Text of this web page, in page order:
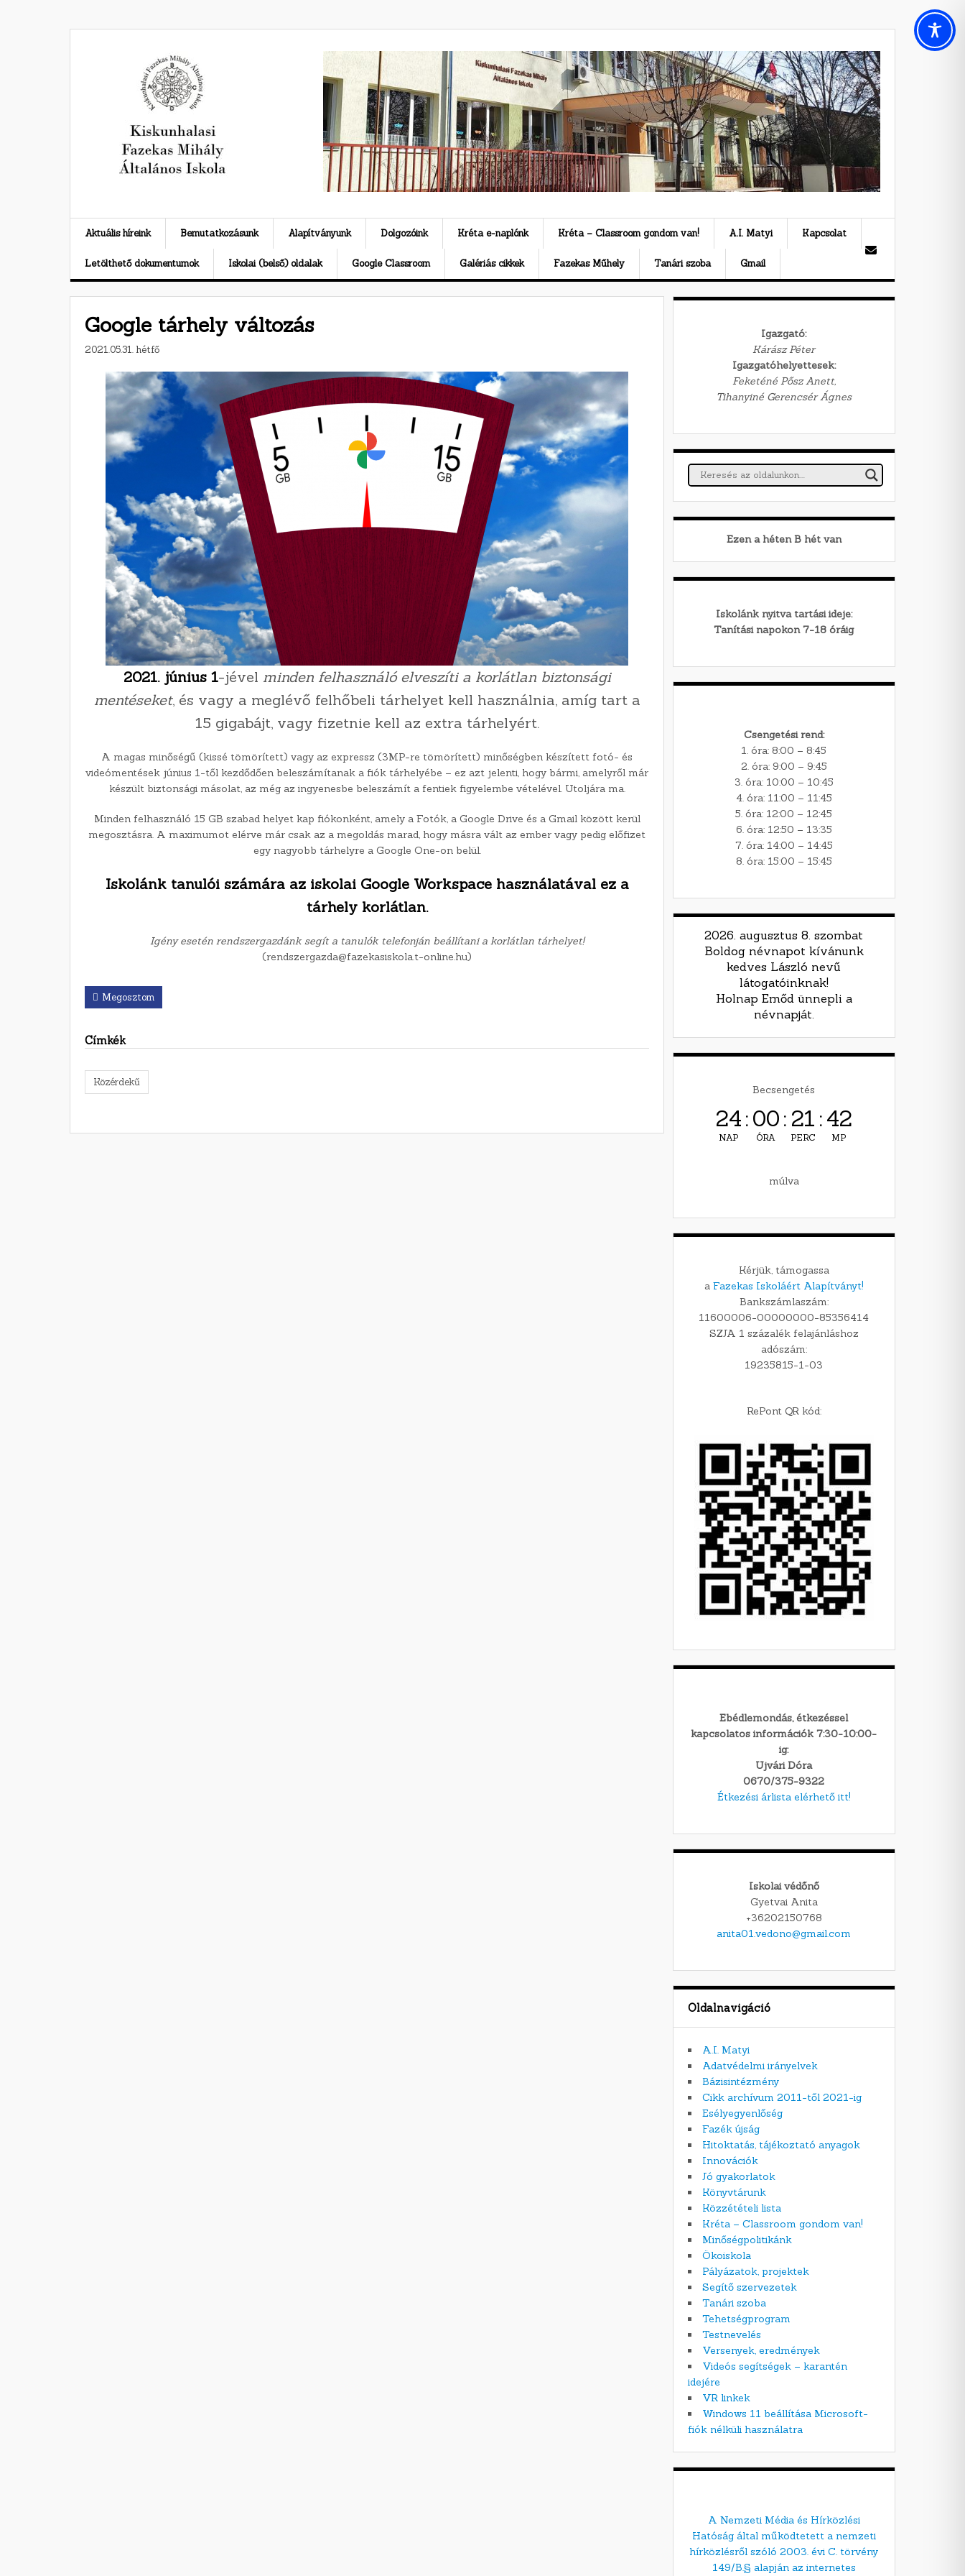
Aktuális híreink Bemutatkozásunk Alapítványunk Dolgozóink Kréta e-naplónk Kréta – Classroom gondom van! A.I. Matyi Kapcsolat
Letölthető dokumentumok Iskolai (belső) oldalak Google Classroom Galériás cikkek Fazekas Műhely Tanári szoba Gmail
Google tárhely változás
2021.05.31. hétfő
2021. június 1-jével minden felhasználó elveszíti a korlátlan biztonsági
mentéseket, és vagy a meglévő felhőbeli tárhelyet kell használnia, amíg tart a
15 gigabájt, vagy fizetnie kell az extra tárhelyért.
A magas minőségű (kissé tömörített) vagy az expressz (3MP-re tömörített) minőségben készített fotó- és
videómentések június 1-től kezdődően beleszámítanak a fiók tárhelyébe – ez azt jelenti, hogy bármi, amelyről már
készült biztonsági másolat, az még az ingyenesbe beleszámít a fentiek figyelembe vételével. Utoljára ma.
Minden felhasználó 15 GB szabad helyet kap fiókonként, amely a Fotók, a Google Drive és a Gmail között kerül
megosztásra. A maximumot elérve már csak az a megoldás marad, hogy másra vált az ember vagy pedig előfizet
egy nagyobb tárhelyre a Google One-on belül.
Iskolánk tanulói számára az iskolai Google Workspace használatával ez a
tárhely korlátlan.
Igény esetén rendszergazdánk segít a tanulók telefonján beállítani a korlátlan tárhelyet!
(rendszergazda@fazekasiskola.t-online.hu)
Megosztom
Címkék
Közérdekű
Igazgató:
Kárász Péter
Igazgatóhelyettesek:
Feketéné Pősz Anett,
Tihanyiné Gerencsér Ágnes
Ezen a héten Bhét van
Iskolánk nyitva tartási ideje:
Tanítási napokon 7-18 óráig
Csengetési rend:
1. óra: 8:00 – 8:45
2. óra: 9:00 – 9:45
3. óra: 10:00 – 10:45
4. óra: 11:00 – 11:45
5. óra: 12:00 – 12:45
6. óra: 12:50 – 13:35
7. óra: 14:00 – 14:45
8. óra: 15:00 – 15:45
2026. augusztus 8. szombat
Boldog névnapot kívánunk
kedves László nevű
látogatóinknak!
Holnap Emőd ünnepli a
névnapját.
Becsengetés
24
NAP
:00
ÓRA
: 21
PERC
:40
MP
múlva
Kérjük, támogassa
a Fazekas Iskoláért Alapítványt!
Bankszámlaszám:
11600006-00000000-85356414
SZJA 1 százalék felajánláshoz
adószám:
19235815-1-03
RePont QR kód:
Ebédlemondás, étkezéssel
kapcsolatos információk 7:30-10:00-
ig:
Ujvári Dóra
0670/375-9322
Étkezési árlista elérhető itt!
Iskolai védőnő
Gyetvai Anita
+36202150768
anita01.vedono@gmail.com
Oldalnavigáció
A.I. Matyi
Adatvédelmi irányelvek
Bázisintézmény
Cikk archívum 2011-től 2021-ig
Esélyegyenlőség
Fazék újság
Hitoktatás, tájékoztató anyagok
Innovációk
Jó gyakorlatok
Könyvtárunk
Közzétételi lista
Kréta – Classroom gondom van!
Minőségpolitikánk
Ökoiskola
Pályázatok, projektek
Segítő szervezetek
Tanári szoba
Tehetségprogram
Testnevelés
Versenyek, eredmények
Videós segítségek – karantén
idejére
VR linkek
Windows 11 beállítása Microsoft-
fiók nélküli használatra
A Nemzeti Média és Hírközlési
Hatóság által működtetett a nemzeti
hírközlésről szóló 2003. évi C. törvény
149/B.§ alapján az internetes